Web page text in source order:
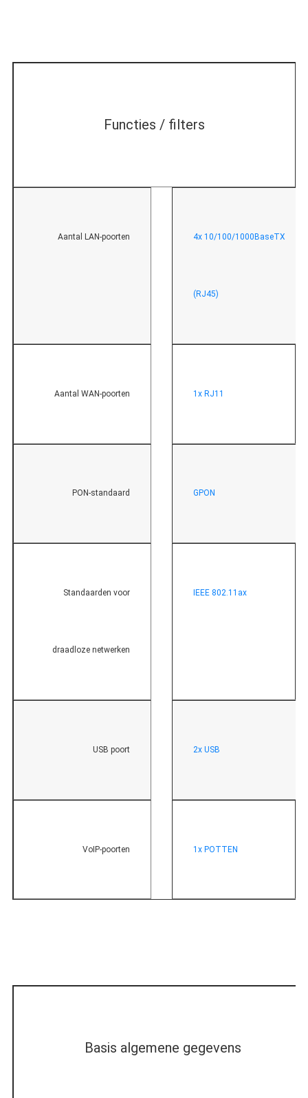
Functies / filters
Aantal LAN-poorten 4x 10/100/1000BaseTX
(RJ45)
Aantal WAN-poorten 1x RJ11
PON-standaard GPON
Standaarden voor
draadloze netwerken
IEEE 802.11ax
USB poort 2x USB
VoIP-poorten 1x POTTEN
Basis algemene gegevens